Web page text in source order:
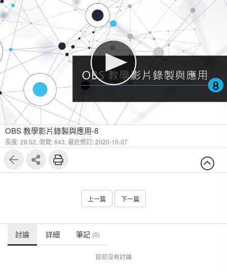
OBS 教學影片錄製與應用-8
長度: 28:52, 瀏覽: 643, 最近修訂: 2020-10-07
上一篇 下一篇
討論 詳細 筆記 (0)
目前沒有討論